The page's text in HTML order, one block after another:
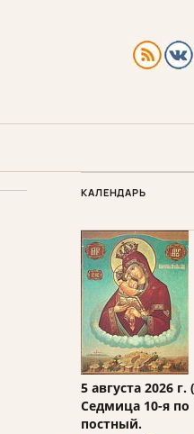
КАЛЕНДАРЬ
5 августа 2026
Седмица 10-я по
постный.